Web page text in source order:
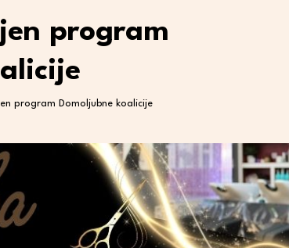
program
program Domoljubne koalicije